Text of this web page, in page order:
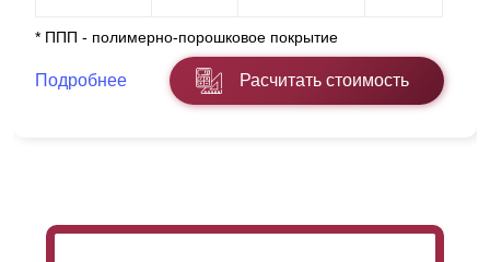
* ППП - полимерно-порошковое покрытие
Подробнее Расчитать стоимость